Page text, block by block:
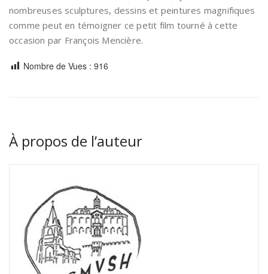
nombreuses sculptures, dessins et peintures magnifiques
comme peut en témoigner ce petit film tourné à cette
occasion par François Mencière.
Nombre de Vues : 916
À propos de l’auteur